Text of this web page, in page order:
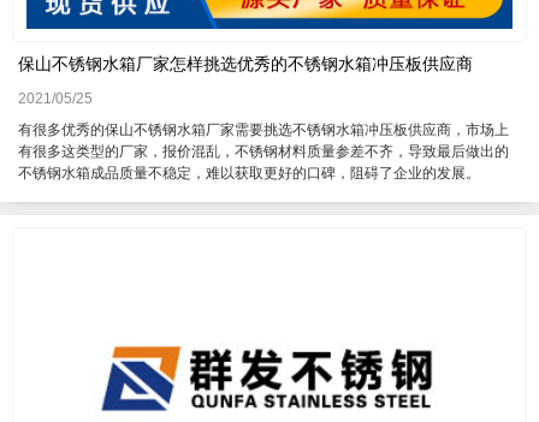
保山不锈钢水箱厂家怎样挑选优秀的不锈钢水箱冲压板供应商
2021/05/25
有很多优秀的保山不锈钢水箱厂家需要挑选不锈钢水箱冲压板供应商，市场上
有很多这类型的厂家，报价混乱，不锈钢材料质量参差不齐，导致最后做出的
不锈钢水箱成品质量不稳定，难以获取更好的口碑，阻碍了企业的发展。